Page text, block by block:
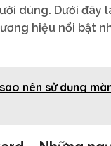
dùng. Dưới đây
hiệu nổi bật
nên sử dụng